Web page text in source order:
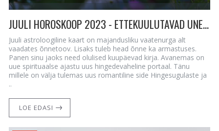
JUULI HOROSKOOP 2023 - ETTEKUULUTAVAD UNENÄOD, HEA ÕNN ARMASTUSES JA KÜLLUSES
Juuli astroloogiline kaart on majandusliku vaatenurga alt
vaadates õnnetoov. Lisaks tuleb head õnne ka armastuses.
Panen sinu jaoks need olulised kuupäevad kirja. Avanemas on
uue spirituaalse ajastu uus hingedevaheline portaal. Tänu
millele on välja tulemas uus romantiline side Hingesugulaste ja
..
LOE EDASI